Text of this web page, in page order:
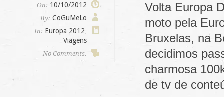
On: 10/10/2012
By: CoGuMeLo
In: Europa 2012
Viagens
No Comments.
Volta Europa
moto pela
Bruxelas, na
decidimos
charmosa
de tv de